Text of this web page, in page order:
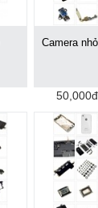
Camera
50,000đ